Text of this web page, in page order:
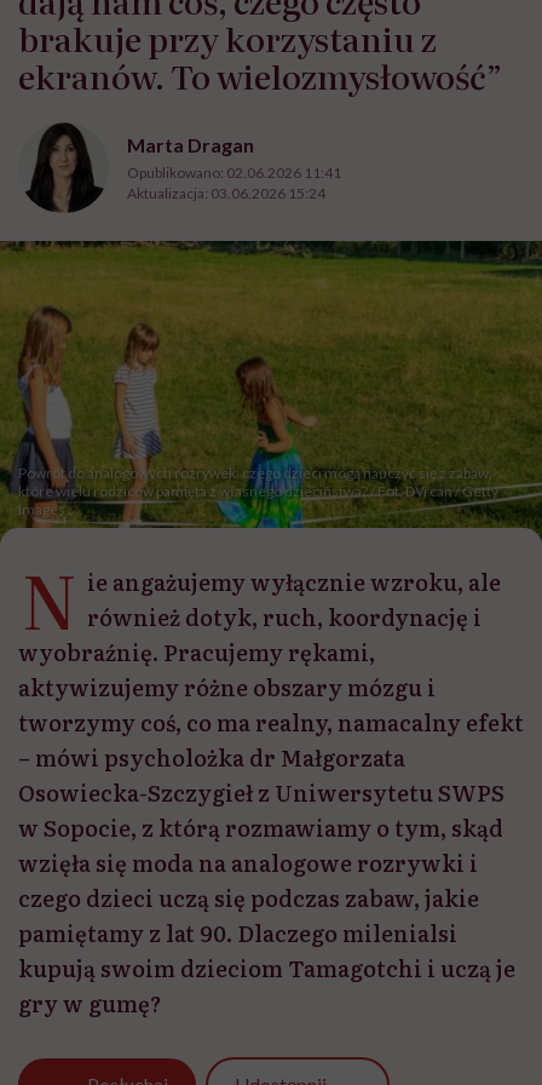
brakuje przy korzystaniu z
ekranów. To wielozmysłowość”
Marta Dragan
Opublikowano: 02.06.2026 11:41
Aktualizacja: 03.06.2026 15:24
Powrót do analogowych rozrywek: czego dzieci mogą nauczyć się z zabaw,
które wielu rodziców pamięta z własnego dzieciństwa? / Fot. DVrcan / Getty
Images
N ie angażujemy wyłącznie wzroku, ale
również dotyk, ruch, koordynację i
wyobraźnię. Pracujemy rękami,
aktywizujemy różne obszary mózgu i
tworzymy coś, co ma realny, namacalny efekt
– mówi psycholożka dr Małgorzata
Osowiecka-Szczygieł z Uniwersytetu SWPS
w Sopocie, z którą rozmawiamy o tym, skąd
wzięła się moda na analogowe rozrywki i
czego dzieci uczą się podczas zabaw, jakie
pamiętamy z lat 90. Dlaczego milenialsi
kupują swoim dzieciom Tamagotchi i uczą je
gry w gumę?